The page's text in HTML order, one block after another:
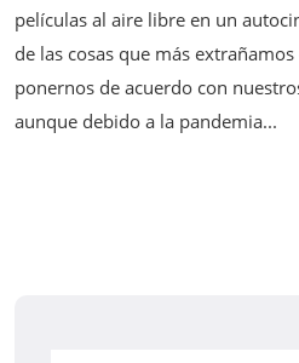
películas al aire libre en un
de las cosas que más
ponernos de acuerdo con
aunque debido a la pandemia...